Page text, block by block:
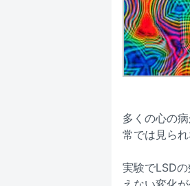
多くの心の
常では見ら
実験でLSD